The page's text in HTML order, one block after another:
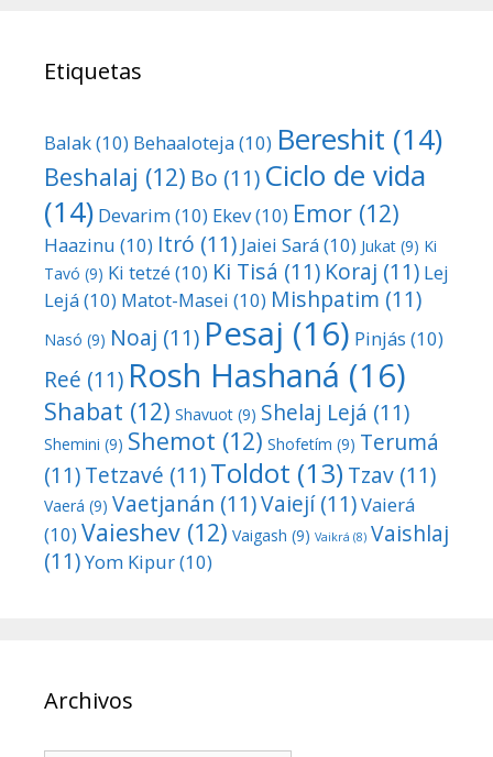
Etiquetas
Balak(10) Behaaloteja(10) Bereshit (14)
Beshalaj (12) Bo (11) Ciclo de vida
(14) Devarim(10) Ekev(10) Emor (12)
Haazinu (10) Itró (11) Jaiei Sará(10) Jukat (9) Ki
Tavó (9) Ki tetzé(10) Ki Tisá (11) Koraj (11) Lej
Lejá(10) Matot-Masei (10) Mishpatim (11)
Nasó (9) Noaj (11) Pesaj (16) Pinjás (10)
Reé (11) Rosh Hashaná (16)
Shabat (12) Shavuot (9) Shelaj Lejá (11)
Shemini (9) Shemot (12) Shofetím (9) Terumá
(11)Tetzavé (11)Toldot (13) Tzav (11)
Vaerá (9) Vaetjanán (11)Vaiejí(11)Vaierá
(10) Vaieshev (12) Vaigash (9) Vaikrá (8) Vaishlaj
(11)Yom Kipur(10)
Archivos